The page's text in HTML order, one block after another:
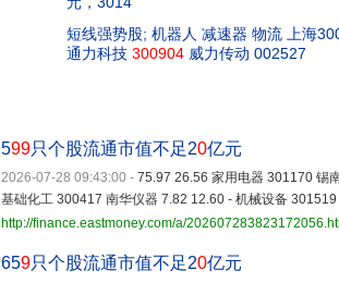
短线强势股; 机器人 减速器 物流 上海
通力科技 300904 威力传动 002527
599只个股流通市值不足20亿元
2026-07-28 09:43:00 - 75.97 26.56 家用电器 301170 锡
基础化工 300417 南华仪器 7.82 12.60 - 机械设备
http://finance.eastmoney.com/a/
659只个股流通市值不足20亿元